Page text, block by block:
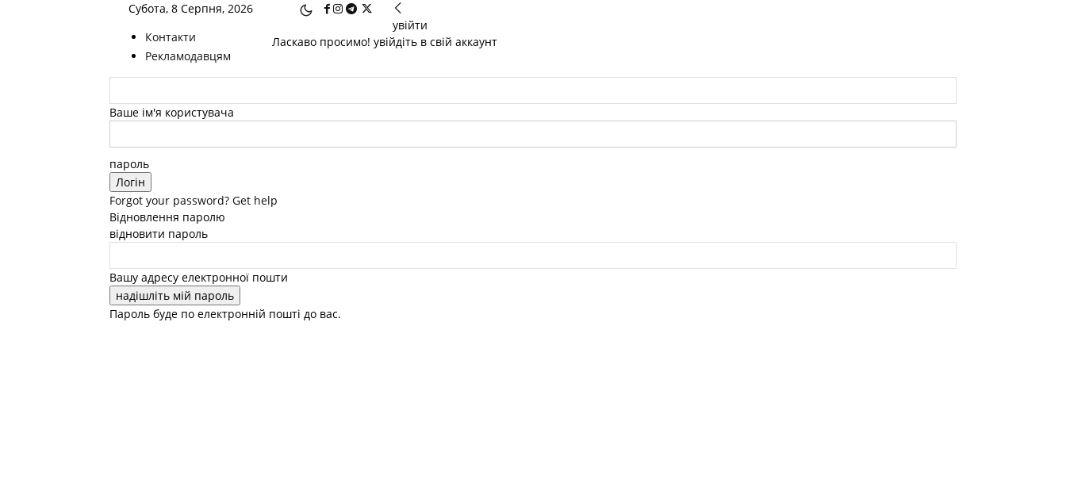
Субота, 8 Серпня, 2026
Контакти
Рекламодавцям
увійти
Ласкаво просимо! увійдіть в свій аккаунт
Ваше ім'я користувача
пароль
Forgot your password? Get help
Відновлення паролю
відновити пароль
Вашу адресу електронної пошти
Пароль буде по електронній пошті до вас.